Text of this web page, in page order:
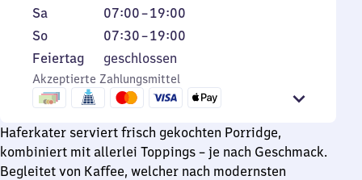
bis
Freitag
6
Uhr
20
Uhr
Samstag
Sa 07:00–19:00
Von
7
bis
19
Uhr
Sonntag
So 07:30–19:00
Von
7
Uhr
30
bis
19
Uhr
Feiertag
Feiertag geschlossen
Akzeptierte Zahlungsmittel
Haferkater serviert frisch gekochten Porridge,
kombiniert mit allerlei Toppings – je nach Geschmack.
Begleitet von Kaffee, welcher nach modernsten